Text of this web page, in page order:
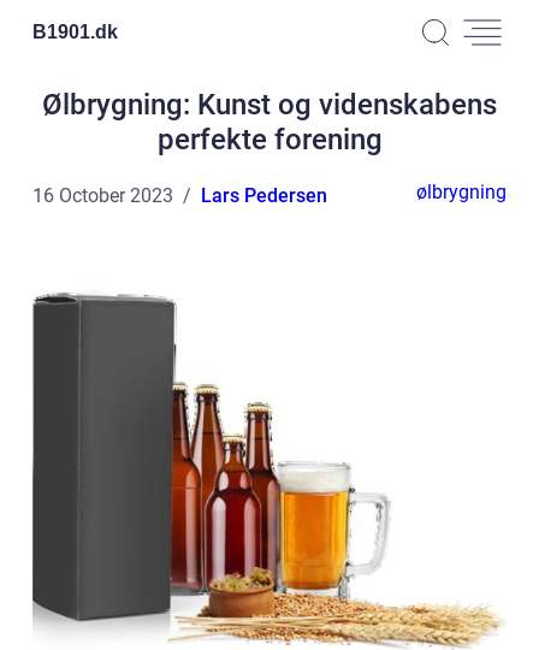
B1901.dk
Ølbrygning: Kunst og videnskabens
perfekte forening
16 October 2023 Lars Pedersen ølbrygning